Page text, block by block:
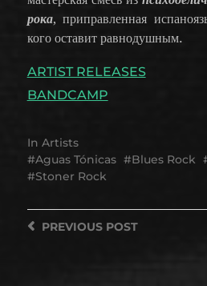
рока, приправленная
кого оставит равнодушным.
ARTIST RELEASES
BANDCAMP
In Artists
Aguas Tónicas
Blues Rock
Stoner Rock
PREVIOUSPOST